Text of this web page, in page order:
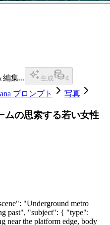
編集... 生成 4
プロンプト 写真
ムの思索する若い女性
"Underground metro
past", "subject": { "type":
near the platform edge, body